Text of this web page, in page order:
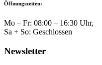
Öffnungszeiten:
Mo – Fr: 08:00 – 16:30 Uhr,
Sa + So: Geschlossen
Newsletter